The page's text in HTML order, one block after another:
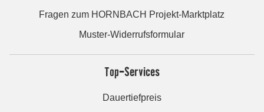
Fragen zum HORNBACH Projekt-Marktplatz
Muster-Widerrufsformular
Top-Services
Dauertiefpreis